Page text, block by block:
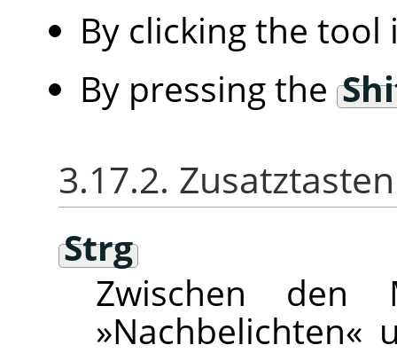
By clicking the
By pressing the
3.17.2. Zusatztasten
Strg
Zwischen den
»Nachbelichten«